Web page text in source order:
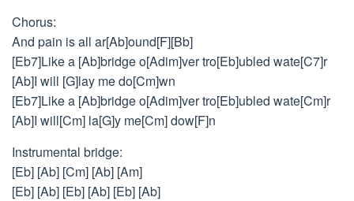
Chorus:
And pain is all ar[Ab]ound[F][Bb]
[Eb7]Like a [Ab]bridge o[Adim]ver tro[Eb]ubled wate[C7]r
[Ab]I will [G]lay me do[Cm]wn
[Eb7]Like a [Ab]bridge o[Adim]ver tro[Eb]ubled wate[Cm]r
[Ab]I will[Cm] la[G]y me[Cm] dow[F]n
Instrumental bridge:
[Eb] [Ab] [Cm] [Ab] [Am]
[Eb] [Ab] [Eb] [Ab] [Eb] [Ab]